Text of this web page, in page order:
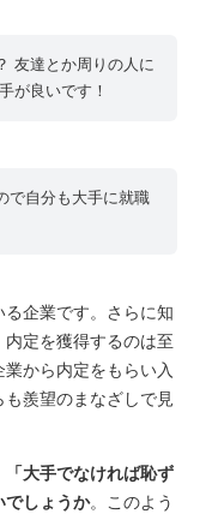
友達とか周りの人に
が良いです！
で自分も大手に就職
企業です。さらに知
定を獲得するのは至
から内定をもらい入
羨望のまなざしで見
大手でなければ恥ず
でしょうか。このよう